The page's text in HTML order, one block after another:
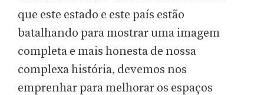
que este estado e este país estão
batalhando para mostrar uma imagem
completa e mais honesta de nossa
complexa história, devemos nos
emprenhar para melhorar os espaços